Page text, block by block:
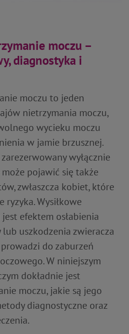
moczu –
diagnostyka i
moczu to jeden
nietrzymania moczu,
wycieku moczu
w jamie brzusznej.
wyłącznie
pojawić się także
zwłaszcza kobiet, które
Wysiłkowe
efektem osłabienia
uszkodzenia zwieracza
do zaburzeń
W niniejszym
dokładnie jest
moczu, jakie są jego
diagnostyczne oraz